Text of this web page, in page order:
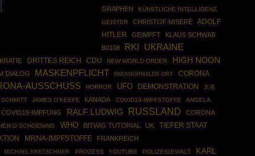
GRAPHEN
KÜNSTLICHE INTELLIGENZ
GEISTER
CHRISTOF MISERÉ
ADOLF
HITLER
GEIMPFT
KLAUS SCHWAB
B0108
RKI
UKRAINE
DRITTES REICH CDU NEW WORLD ORDER HIGH NOON
DIALOG MASKENPFLICHT PARANORMALER ORT
CORONA
AUSSCHUSS HORROR UFO DEMONSTRATION
大名
JAMES O'KEEFE KANADA COVID19-IMPFSTOFFE
ANGELA
COVID19-IMPFUNG RALF LUDWIG RUSSLAND
CORONA
SCHOENING WHO BITWIG TUTORIAL UK TIEFER STAAT
MRNA-IMPFSTOFFE FRANKREICH
MICHAEL KRETSCHMER PROZESS YOUTUBE POLIZEIGEWALT
KARL